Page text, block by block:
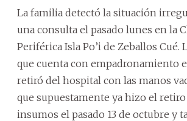
La familia detectó la situación
una consulta el pasado lunes en la
Periférica Isla Po’i de Zeballos Cué.
que cuenta con empadronamiento
retiró del hospital con las manos
que supuestamente ya hizo el
insumos el pasado 13 de octubre y